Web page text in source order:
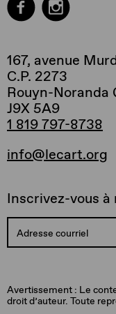
167, avenue
C.P. 2273
Rouyn-Noranda
J9X 5A9
1 819 797-8738
info@lecart.org
Inscrivez-vous
est
confirmée.
recevoir
un
invalide.
est
survenue
Avertissement : Le
droit d’auteur. Toute